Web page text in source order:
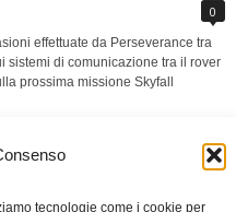
tecnologie come i cookie per
0
effettuate da Perseverance tra
sistemi di comunicazione tra il rover
prossima missione Skyfall